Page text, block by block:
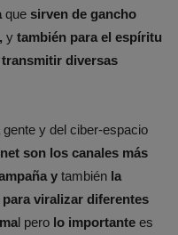
que sirven de gancho
y también para el espíritu
diversas
y del ciber-espacio
son los canales más
y también la
viralizar diferentes
l pero lo importante es